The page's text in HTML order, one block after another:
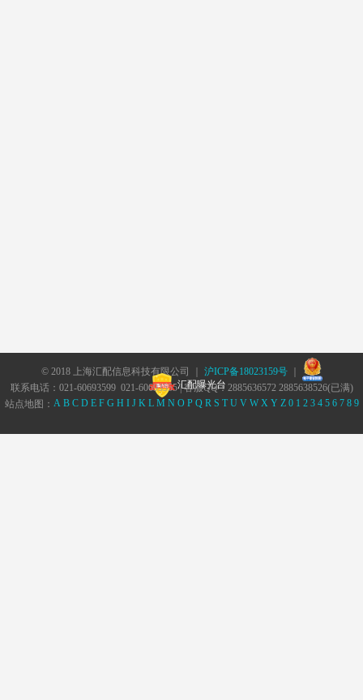
© 2018 上海汇配信息科技有限公司 ｜ 沪ICP备18023159号｜
汇配曝光台
联系电话：021-60693599 021-60693555 | 客服QQ：2885636572 2885638526(已满)
站点地图： A B C D E F G H I J K L M N O P Q R S T U V W X Y Z 0 1 2 3 4 5 6 7 8 9